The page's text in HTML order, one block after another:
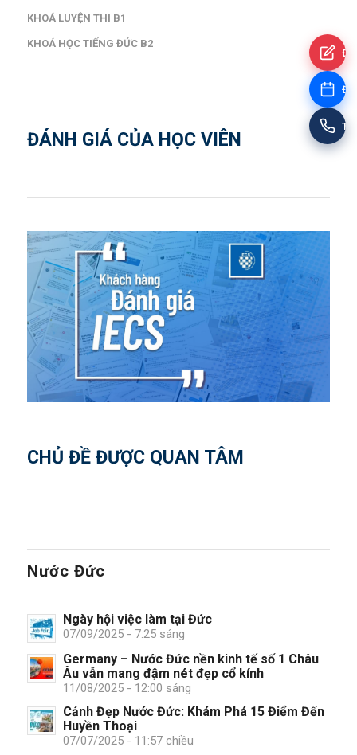
KHOÁ LUYỆN THI B1
KHOÁ HỌC TIẾNG ĐỨC B2
ĐÁNH GIÁ CỦA HỌC VIÊN
CHỦ ĐỀ ĐƯỢC QUAN TÂM
Nước Đức
Ngày hội việc làm tại Đức
07/09/2025 - 7:25 sáng
Germany – Nước Đức nền kinh tế số 1 Châu
Âu vẫn mang đậm nét đẹp cổ kính
11/08/2025 - 12:00 sáng
Cảnh Đẹp Nước Đức: Khám Phá 15 Điểm Đến
Huyền Thoại
07/07/2025 - 11:57 chiều
Tư